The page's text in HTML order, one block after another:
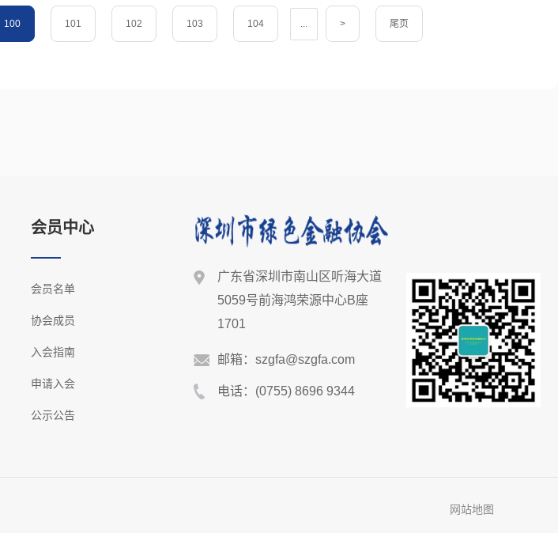
100 101 102 103 104 ... > 尾页
会员中心
会员名单
协会成员
入会指南
申请入会
公示公告
广东省深圳市南山区听海大道
5059号前海鸿荣源中心B座
1701
邮箱：szgfa@szgfa.com
电话：(0755) 8696 9344
网站地图